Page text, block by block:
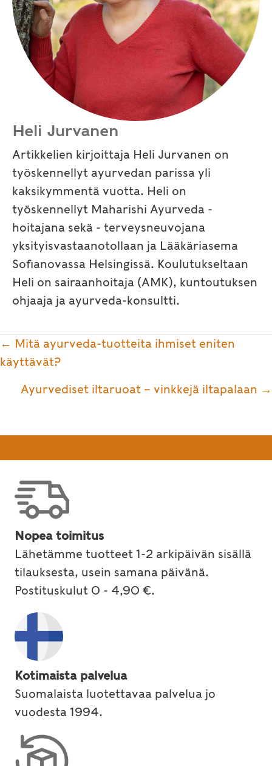
Heli Jurvanen
Artikkelien kirjoittaja Heli Jurvanen on
työskennellyt ayurvedan parissa yli
kaksikymmentä vuotta. Heli on
työskennellyt Maharishi Ayurveda -
hoitajana sekä - terveysneuvojana
yksityisvastaanotollaan ja Lääkäriasema
Sofianovassa Helsingissä. Koulutukseltaan
Heli on sairaanhoitaja (AMK), kuntoutuksen
ohjaaja ja ayurveda-konsultti.
Posts
navigation
← Mitä ayurveda-tuotteita ihmiset eniten
käyttävät?
Ayurvediset iltaruoat – vinkkejä iltapalaan →
Nopea toimitus
Lähetämme tuotteet 1-2 arkipäivän sisällä
tilauksesta, usein samana päivänä.
Postituskulut 0 - 4,90 €.
Kotimaista palvelua
Suomalaista luotettavaa palvelua jo
vuodesta 1994.